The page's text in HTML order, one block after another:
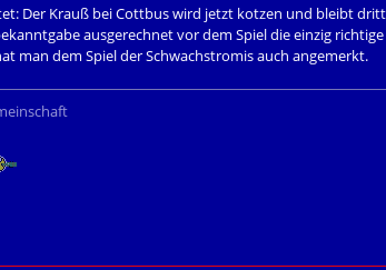
Der Krauß bei Cottbus wird jetzt kotzen und bleibt
ausgerechnet vor dem Spiel die einzig
man dem Spiel der Schwachstromis auch angemerkt.